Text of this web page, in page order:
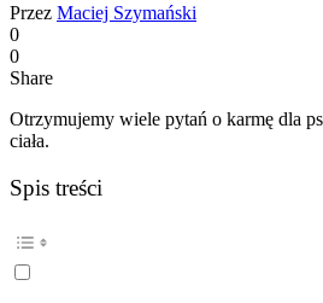
Przez Maciej Szymański
0
0
Share
Otrzymujemy wiele pytań o karmę dla
ciała.
Spis treści